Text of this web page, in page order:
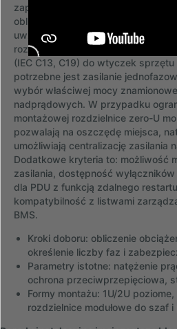
zapotrzebowania na moc i
obliczyć sumaryczne obciążenie
uwzględniając margines
rozbudowę. Ważne jest
(IEC C13, C19) do wtyczek
potrzebne jest zasilanie
wybór właściwej mocy
nadprądowych. W przypadku
montażowej rozdzielnice zero-U
pozwalają na oszczędę miejsca,
umożliwiają centralizację zasilania
Dodatkowe kryteria to: możliwość
zasilania, dostępność
dla PDU z funkcją zdalnego
kompatybilność z listwami
BMS.
Kroki doboru: obliczenie
określenie liczby faz i
Parametry istotne: natężenie
ochrona przeciwprzepięciowa,
Formy montażu: 1U/2U
rozdzielnice modułowe do szaf